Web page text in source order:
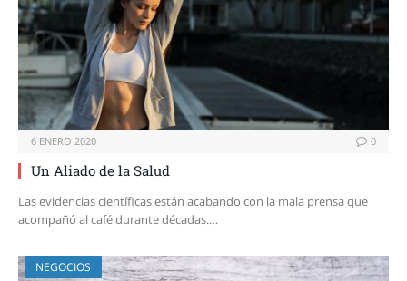
6 ENERO 2020 0
Un Aliado de la Salud
Las evidencias científicas están acabando con la mala prensa que
acompañó al café durante décadas.…
NEGOCIOS